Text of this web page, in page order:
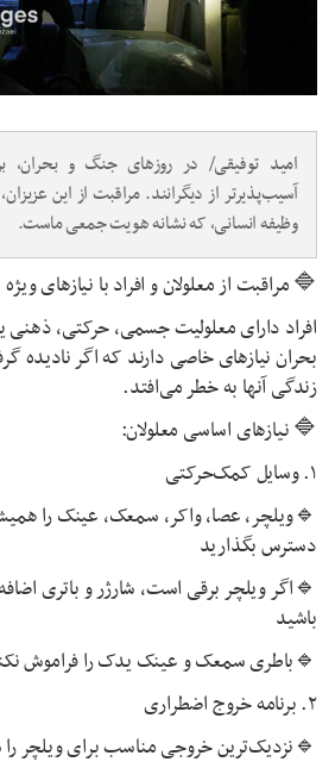
امید توفیقی/ در روزهای جنگ و بحران،
آسیب‌پذیرتر از دیگرانند. مراقبت از این
وظیفه انسانی، که نشانه هویت جمعی ماست.
🔷 مراقبت از معلولان و افراد با نیازهای ویژه
افراد دارای معلولیت جسمی، حرکتی، ذهنی
بحران نیازهای خاصی دارند که اگر نادیده
زندگی آنها به خطر می‌افتد.
🔷 نیازهای اساسی معلولان:
۱. وسایل کمک‌حرکتی
🔹ویلچر، عصا، واکر، سمعک، عینک را
دسترس بگذارید
🔹اگر ویلچر برقی است، شارژر و باتری
باشید
🔹باطری سمعک و عینک یدک را فراموش
۲. برنامه خروج اضطراری
🔹نزدیک‌ترین خروجی مناسب برای ویلچر را